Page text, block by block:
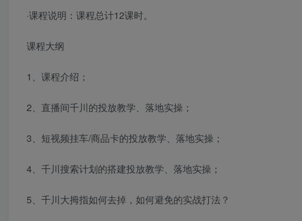
·课程说明：课程总计12课时。
课程大纲
1、课程介绍；
2、直播间千川的投放教学、落地实操；
3、短视频挂车/商品卡的投放教学、落地实操；
4、千川搜索计划的搭建投放教学、落地实操；
5、千川大拇指如何去掉，如何避免的实战打法？